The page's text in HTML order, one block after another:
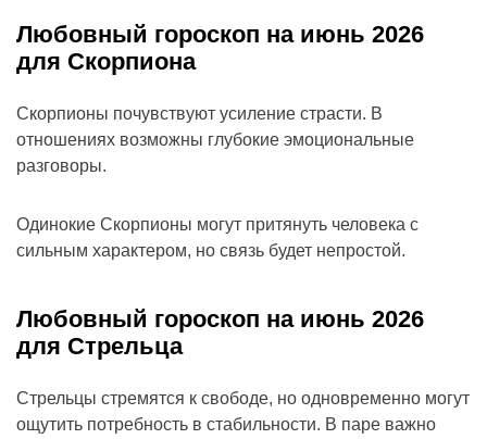
Любовный гороскоп на июнь 2026
для Скорпиона
Скорпионы почувствуют усиление страсти. В
отношениях возможны глубокие эмоциональные
разговоры.
Одинокие Скорпионы могут притянуть человека с
сильным характером, но связь будет непростой.
Любовный гороскоп на июнь 2026
для Стрельца
Стрельцы стремятся к свободе, но одновременно могут
ощутить потребность в стабильности. В паре важно